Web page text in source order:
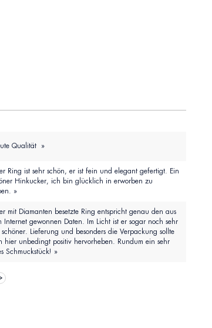
Qualität »
Ring ist sehr schön, er ist fein und elegant gefertigt. Ein
Hinkucker, ich bin glücklich in erworben zu
»
mit Diamanten besetzte Ring entspricht genau den aus
Internet gewonnen Daten. Im Licht ist er sogar noch sehr
Lieferung und besonders die Verpackung sollte
hier unbedingt positiv hervorheben. Rundum ein sehr
Schmuckstück! »